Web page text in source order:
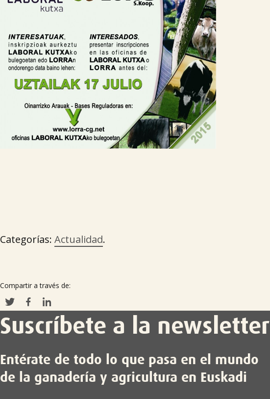
Categorías: Actualidad.
Compartir a través de:
Suscríbete a la newsletter
Entérate de todo lo que pasa en el mundo
de la ganadería y agricultura en Euskadi